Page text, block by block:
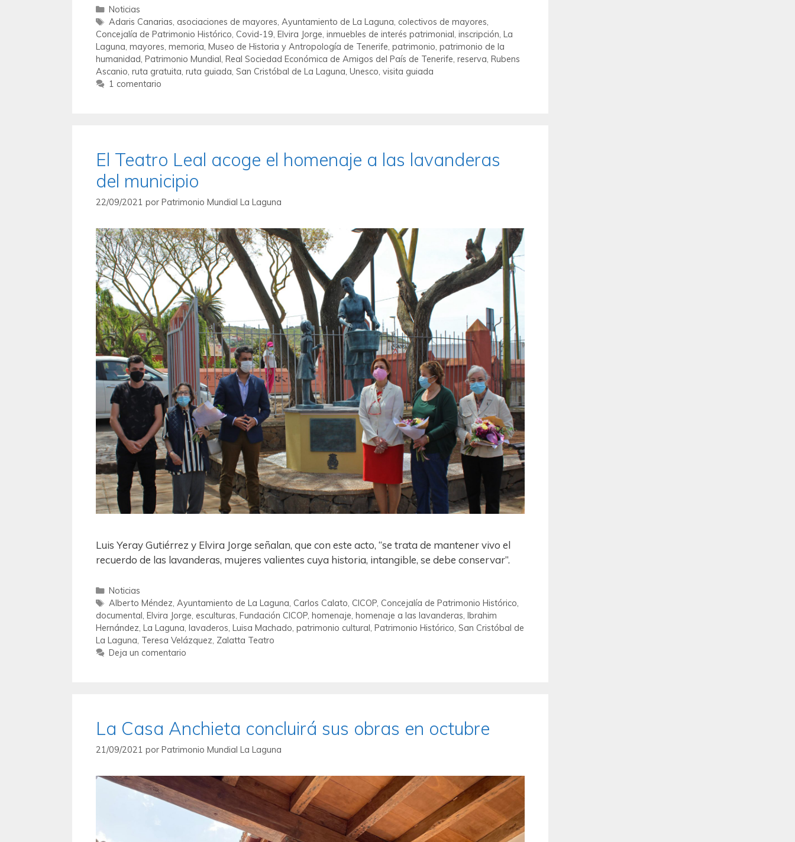
Noticias
Adaris Canarias asociaciones de mayores Ayuntamiento de La Laguna colectivos de mayores
Concejalía de Patrimonio Histórico Covid-19 Elvira Jorge inmuebles de interés patrimonial inscripción La
Laguna mayores memoria Museo de Historia y Antropología de Tenerife patrimonio patrimonio de la
humanidad Patrimonio Mundial Real Sociedad Económica de Amigos del País de Tenerife reserva Rubens
Ascanio ruta gratuita ruta guiada San Cristóbal de La Laguna Unesco visita guiada
1 comentario
El Teatro Leal acoge el homenaje a las lavanderas
del municipio
22/09/2021 por Patrimonio Mundial La Laguna
Luis Yeray Gutiérrez y Elvira Jorge señalan, que con este acto, “se trata de mantener vivo el
recuerdo de las lavanderas, mujeres valientes cuya historia, intangible, se debe conservar”.
Noticias
Alberto Méndez, Ayuntamiento de La Laguna, Carlos Calato, CICOP, Concejalía de Patrimonio Histórico,
documental, Elvira Jorge, esculturas, Fundación CICOP, homenaje, homenaje a las lavanderas, Ibrahim
Hernández, La Laguna, lavaderos, Luisa Machado, patrimonio cultural, Patrimonio Histórico, San Cristóbal de
La Laguna, Teresa Velázquez, Zalatta Teatro
Deja un comentario
La Casa Anchieta concluirá sus obras en octubre
21/09/2021 por Patrimonio Mundial La Laguna